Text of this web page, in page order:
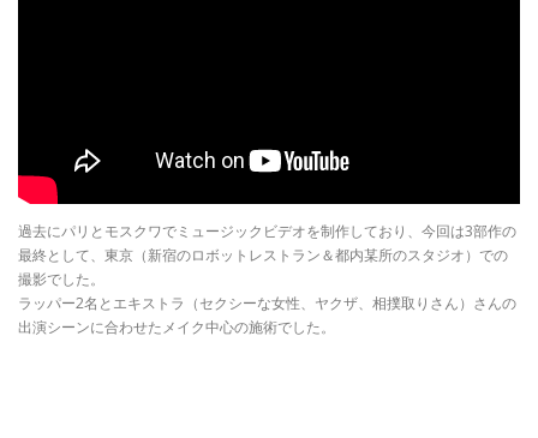
過去にパリとモスクワでミュージックビデオを制作しており、今回は3部作の
最終として、東京（新宿のロボットレストラン＆都内某所のスタジオ）での
撮影でした。
ラッパー2名とエキストラ（セクシーな女性、ヤクザ、相撲取りさん）さんの
出演シーンに合わせたメイク中心の施術でした。